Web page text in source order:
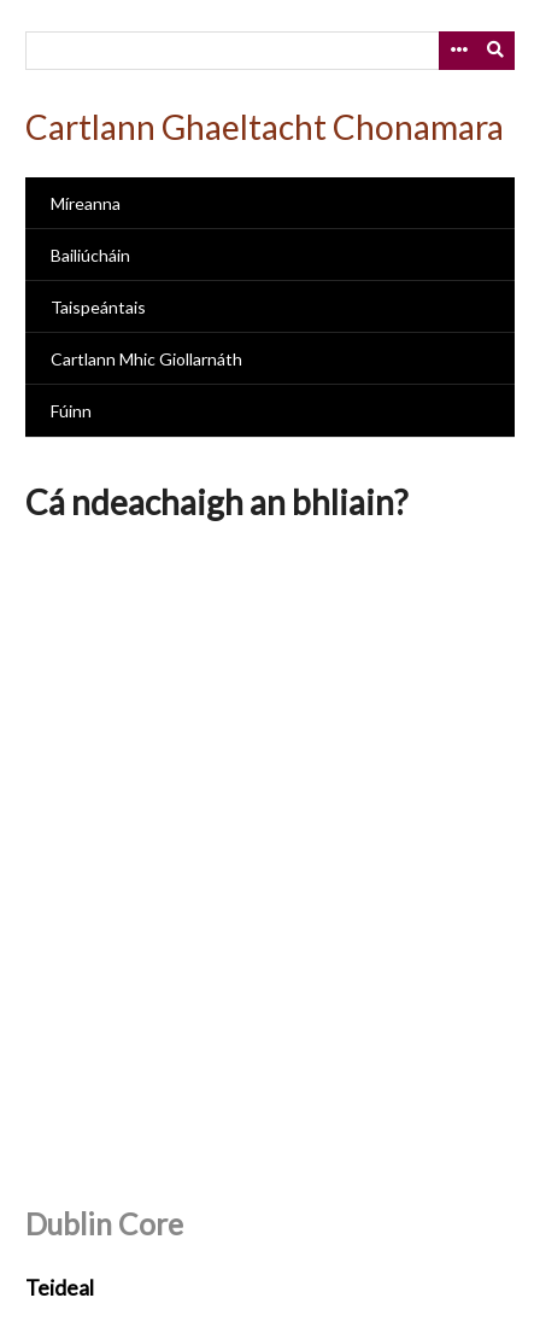
Cartlann Ghaeltacht Chonamara
Míreanna
Bailiúcháin
Taispeántais
Cartlann Mhic Giollarnáth
Fúinn
Cá ndeachaigh an bhliain?
Dublin Core
Teideal